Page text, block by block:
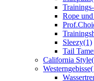
Rope
Sleezy(1)
Tail
California Style
Westerngebisse